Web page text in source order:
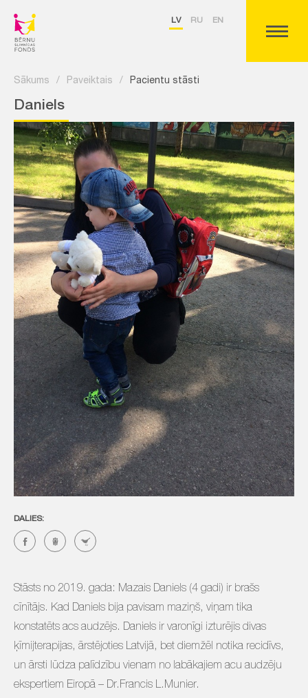
LV RU EN
Sākums / Paveiktais / Pacientu stāsti
Daniels
DALIES:
Stāsts no 2019. gada: Mazais Daniels (4 gadi) ir brašs
cīnītājs. Kad Daniels bija pavisam maziņš, viņam tika
konstatēts acs audzējs. Daniels ir varonīgi izturējis divas
ķīmijterapijas, ārstējoties Latvijā, bet diemžēl notika recidīvs,
un ārsti lūdza palīdzību vienam no labākajiem acu audzēju
ekspertiem Eiropā – Dr.Francis L.Munier.